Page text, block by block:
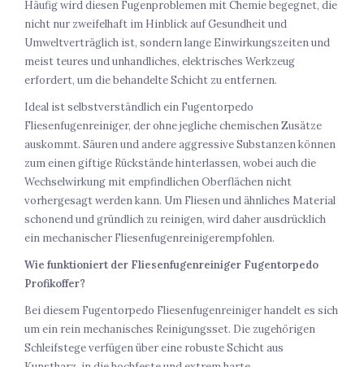
Häufig wird diesen Fugenproblemen mit Chemie begegnet, die
nicht nur zweifelhaft im Hinblick auf Gesundheit und
Umweltverträglich ist, sondern lange Einwirkungszeiten und
meist teures und unhandliches, elektrisches Werkzeug
erfordert, um die behandelte Schicht zu entfernen.
Ideal ist selbstverständlich ein Fugentorpedo
Fliesenfugenreiniger, der ohne jegliche chemischen Zusätze
auskommt. Säuren und andere aggressive Substanzen können
zum einen giftige Rückstände hinterlassen, wobei auch die
Wechselwirkung mit empfindlichen Oberflächen nicht
vorhergesagt werden kann. Um Fliesen und ähnliches Material
schonend und gründlich zu reinigen, wird daher ausdrücklich
ein mechanischer Fliesenfugenreinigerempfohlen.
Wie funktioniert der Fliesenfugenreiniger Fugentorpedo
Profikoffer?
Bei diesem Fugentorpedo Fliesenfugenreiniger handelt es sich
um ein rein mechanisches Reinigungsset. Die zugehörigen
Schleifstege verfügen über eine robuste Schicht aus